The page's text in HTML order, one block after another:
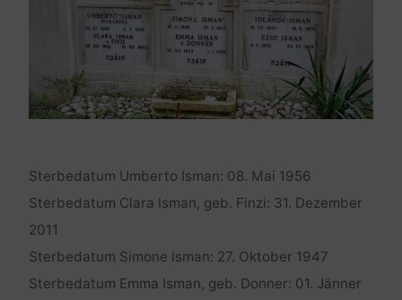
Sterbedatum Umberto Isman: 08. Mai 1956
Sterbedatum Clara Isman, geb. Finzi: 31. Dezember
2011
Sterbedatum Simone Isman: 27. Oktober 1947
Sterbedatum Emma Isman, geb. Donner: 01. Jänner